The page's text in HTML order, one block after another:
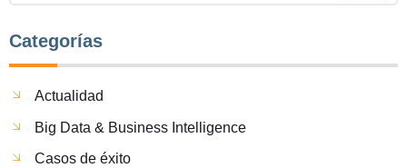
Categorías
Actualidad
Big Data & Business Intelligence
Casos de éxito